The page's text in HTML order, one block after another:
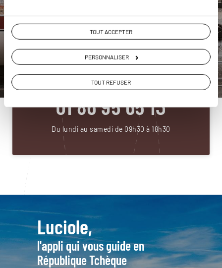
TOUT ACCEPTER
PERSONNALISER
TOUT REFUSER
DEMANDER UN DEVIS
ou
Construisez votre voyage avec un spécialiste
République Tchèque
01 86 95 65 13
Du lundi au samedi de 09h30 à 18h30
Luciole,
l'appli qui vous guide en
République Tchèque